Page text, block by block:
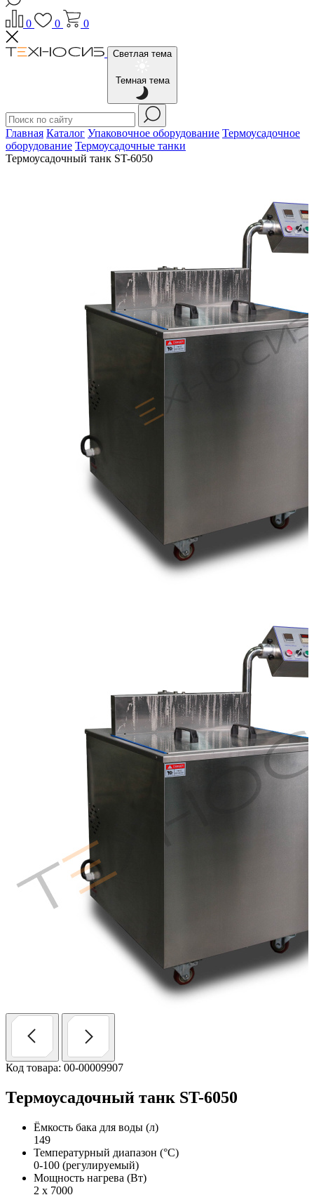
0 0 0
Светлая тема
Темная тема
Главная Каталог Упаковочное оборудование Термоусадочное
оборудование Термоусадочные танки
Термоусадочный танк ST-6050
Код товара: 00-00009907
Термоусадочный танк ST-6050
Ёмкость бака для воды (л)
149
Температурный диапазон (°С)
0-100 (регулируемый)
Мощность нагрева (Вт)
2 х 7000